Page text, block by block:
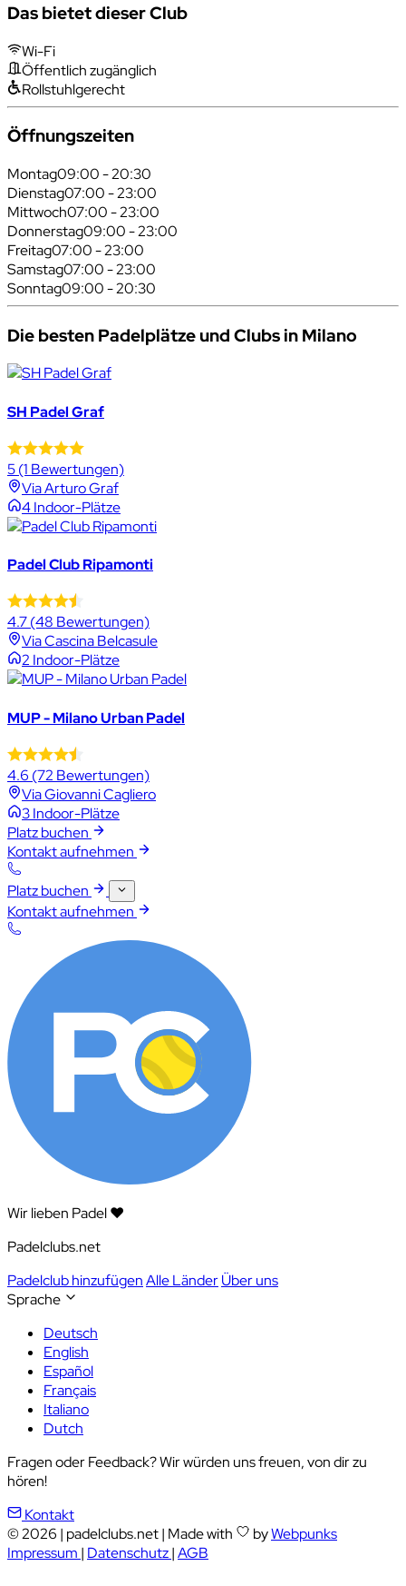
Das bietet dieser Club
Wi-Fi
Öffentlich zugänglich
Rollstuhlgerecht
Öffnungszeiten
Montag09:00 - 20:30
Dienstag07:00 - 23:00
Mittwoch07:00 - 23:00
Donnerstag09:00 - 23:00
Freitag07:00 - 23:00
Samstag07:00 - 23:00
Sonntag09:00 - 20:30
Die besten Padelplätze und Clubs in Milano
SH Padel Graf
5(1 Bewertungen)
Via Arturo Graf
4 Indoor-Plätze
Padel Club Ripamonti
4.7(48 Bewertungen)
Via Cascina Belcasule
2 Indoor-Plätze
MUP - Milano Urban Padel
4.6 (72 Bewertungen)
Via Giovanni Cagliero
3 Indoor-Plätze
Platz buchen
Kontakt aufnehmen
Platz buchen
Kontakt aufnehmen
Wir lieben Padel ❤️
Padelclubs.net
Padelclub hinzufügenAlle LänderÜber uns
Sprache
Deutsch
English
Español
Français
Italiano
Dutch
Fragen oder Feedback? Wir würden uns freuen, von dir zu
hören!
Kontakt
© 2026 | padelclubs.net| Made with byWebpunks
Impressum | Datenschutz|AGB